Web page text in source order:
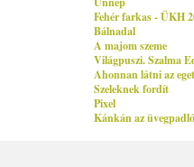
Fehér farkas - ÜKH
Bálnadal
A majom szeme
Világpuszi. Szalma
Ahonnan látni az eget
Szeleknek fordít
Pixel
Kánkán az